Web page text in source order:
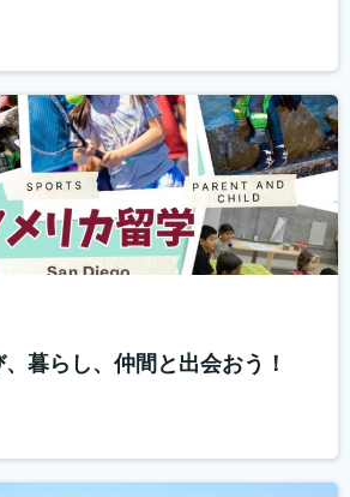
暮らし、仲間と出会おう！